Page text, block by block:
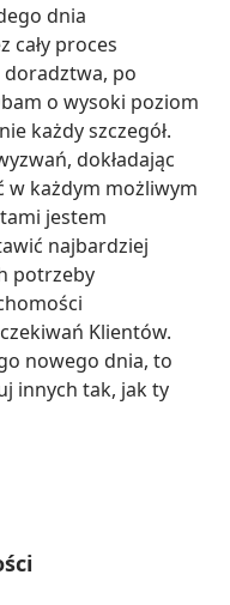
dnia
cały proces
po
o wysoki poziom
każdy szczegół.
dokładając
każdym możliwym
jestem
najbardziej
potrzeby
Klientów.
nowego dnia, to
innych tak, jak ty